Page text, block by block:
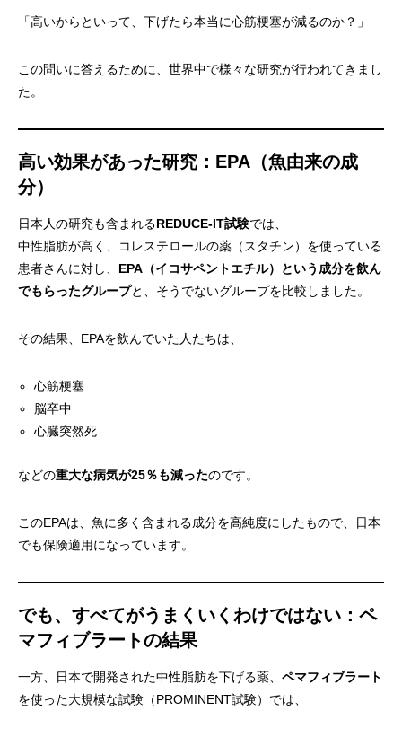
「高いからといって、下げたら本当に心筋梗塞が減るのか？」
この問いに答えるために、世界中で様々な研究が行われてきまし
た。
高い効果があった研究：EPA（魚由来の成
分）
日本人の研究も含まれるREDUCE-IT試験では、
中性脂肪が高く、コレステロールの薬（スタチン）を使っている
患者さんに対し、 EPA（イコサペントエチル）という成分を飲ん
でもらったグループと、そうでないグループを比較しました。
その結果、EPAを飲んでいた人たちは、
心筋梗塞
脳卒中
心臓突然死
などの重大な病気が25％も減ったのです。
このEPAは、魚に多く含まれる成分を高純度にしたもので、日本
でも保険適用になっています。
でも、すべてがうまくいくわけではない：ペ
マフィブラートの結果
一方、日本で開発された中性脂肪を下げる薬、 ペマフィブラート
を使った大規模な試験（PROMINENT試験）では、